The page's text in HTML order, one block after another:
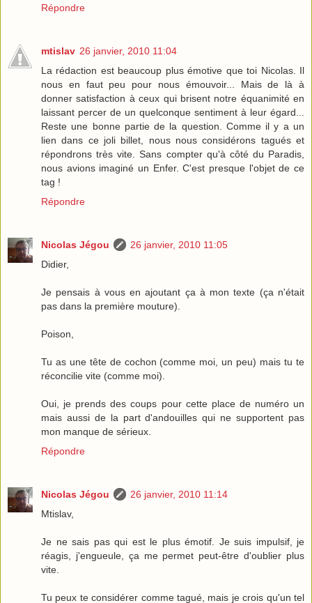
Répondre
mtislav 26 janvier, 2010 11:04
La rédaction est beaucoup plus émotive que toi Nicolas. Il
nous en faut peu pour nous émouvoir... Mais de là à
donner satisfaction à ceux qui brisent notre équanimité en
laissant percer de un quelconque sentiment à leur égard...
Reste une bonne partie de la question. Comme il y a un
lien dans ce joli billet, nous nous considérons tagués et
répondrons très vite. Sans compter qu'à côté du Paradis,
nous avions imaginé un Enfer. C'est presque l'objet de ce
tag !
Répondre
Nicolas Jégou
26 janvier, 2010 11:05
Didier,
Je pensais à vous en ajoutant ça à mon texte (ça n'était
pas dans la première mouture).
Poison,
Tu as une tête de cochon (comme moi, un peu) mais tu te
réconcilie vite (comme moi).
Oui, je prends des coups pour cette place de numéro un
mais aussi de la part d'andouilles qui ne supportent pas
mon manque de sérieux.
Répondre
Nicolas Jégou
26 janvier, 2010 11:14
Mtislav,
Je ne sais pas qui est le plus émotif. Je suis impulsif, je
réagis, j'engueule, ça me permet peut-être d'oublier plus
vite.
Tu peux te considérer comme tagué, mais je crois qu'un tel